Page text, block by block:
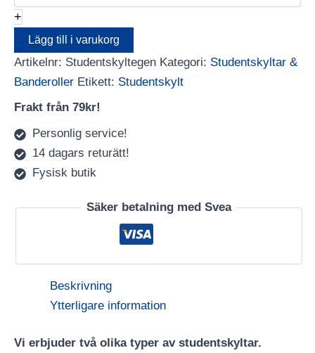
skylt
mängd
+
Lägg till i varukorg
Artikelnr: Studentskyltegen Kategori: Studentskyltar &
Banderoller Etikett: Studentskylt
Frakt från 79kr!
Personlig service!
14 dagars returätt!
Fysisk butik
Säker betalning med Svea
Beskrivning
Ytterligare information
Vi erbjuder två olika typer av studentskyltar.